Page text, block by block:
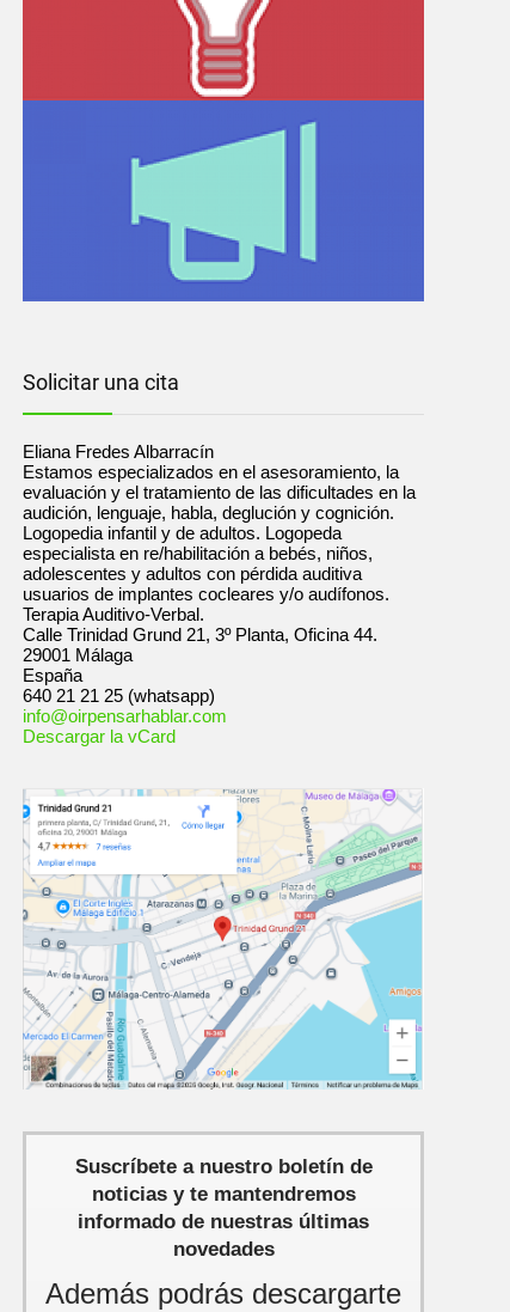
Solicitar una cita
Eliana Fredes Albarracín
Estamos especializados en el asesoramiento, la
evaluación y el tratamiento de las dificultades en la
audición, lenguaje, habla, deglución y cognición.
Logopedia infantil y de adultos. Logopeda
especialista en re/habilitación a bebés, niños,
adolescentes y adultos con pérdida auditiva
usuarios de implantes cocleares y/o audífonos.
Terapia Auditivo-Verbal.
Calle Trinidad Grund 21, 3º Planta, Oficina 44.
29001 Málaga
España
640 21 21 25 (whatsapp)
info@oirpensarhablar.com
Descargar la vCard
Suscríbete a nuestro boletín de
noticias y te mantendremos
informado de nuestras últimas
novedades
Además podrás descargarte